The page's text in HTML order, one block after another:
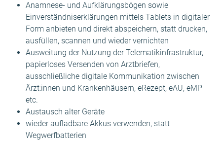
Anamnese- und Aufklärungsbögen sowie
Einverständniserklärungen mittels Tablets in digitaler
Form anbieten und direkt abspeichern, statt drucken,
ausfüllen, scannen und wieder vernichten
Ausweitung der Nutzung der Telematikinfrastruktur,
papierloses Versenden von Arztbriefen,
ausschließliche digitale Kommunikation zwischen
Ärzt:innen und Krankenhäusern, eRezept, eAU, eMP
etc.
Austausch alter Geräte
wieder aufladbare Akkus verwenden, statt
Wegwerfbatterien